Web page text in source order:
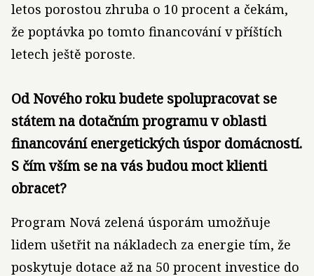
letos porostou zhruba o 10 procent a čekám,
že poptávka po tomto financování v příštích
letech ještě poroste.
Od Nového roku budete spolupracovat se
státem na dotačním programu v oblasti
financování energetických úspor domácností.
S čím vším se na vás budou moct klienti
obracet?
Program Nová zelená úsporám umožňuje
lidem ušetřit na nákladech za energie tím, že
poskytuje dotace až na 50 procent investice do